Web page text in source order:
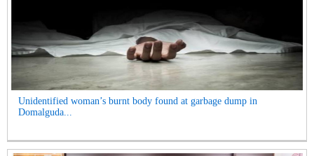
Unidentified woman’s burnt body found at garbage dump in
Domalguda...